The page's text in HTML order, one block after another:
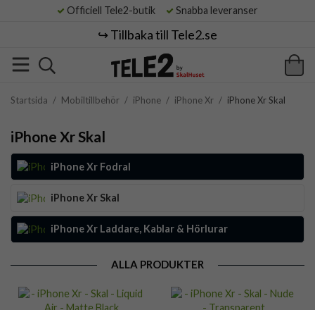
Officiell Tele2-butik Snabba leveranser
↪️ Tillbaka till Tele2.se
Startsida / Mobiltillbehör / iPhone / iPhone Xr / iPhone Xr Skal
iPhone Xr Skal
iPhone Xr Fodral
iPhone Xr Skal
iPhone Xr Laddare, Kablar & Hörlurar
ALLA PRODUKTER